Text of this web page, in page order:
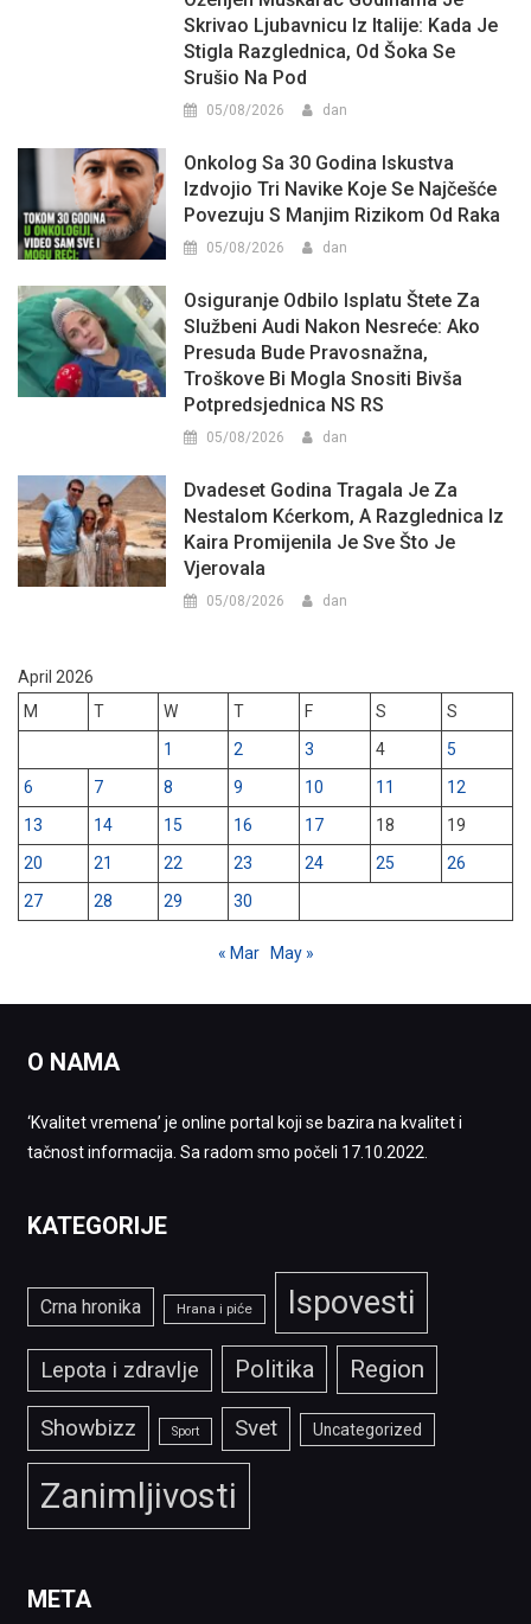
Skrivao Ljubavnicu Iz Italije: Kada Je
Stigla Razglednica, Od Šoka Se
Srušio Na Pod
05/08/2026 dan
Onkolog Sa 30 Godina Iskustva
Izdvojio Tri Navike Koje Se Najčešće
Povezuju S Manjim Rizikom Od Raka
05/08/2026 dan
Osiguranje Odbilo Isplatu Štete Za
Službeni Audi Nakon Nesreće: Ako
Presuda Bude Pravosnažna,
Troškove Bi Mogla Snositi Bivša
Potpredsjednica NS RS
05/08/2026 dan
Dvadeset Godina Tragala Je Za
Nestalom Kćerkom, A Razglednica Iz
Kaira Promijenila Je Sve Što Je
Vjerovala
05/08/2026 dan
April 2026
M
T W T F S
S
1
2 3 4
5
6
7 8 9 10 11
12
13
14 15 16 17 18
19
20
21 22 23 24 25
26
27
28 29 30
« Mar May »
O NAMA
‘Kvalitet vremena’ je online portal koji se bazira na kvalitet i
tačnost informacija. Sa radom smo počeli 17.10.2022.
KATEGORIJE
Crna hronika Hrana i piće Ispovesti
Lepota i zdravlje Politika Region
Showbizz Sport Svet Uncategorized
Zanimljivosti
META